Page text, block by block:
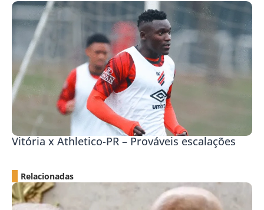
Vitória x Athletico-PR – Prováveis escalações
Relacionadas